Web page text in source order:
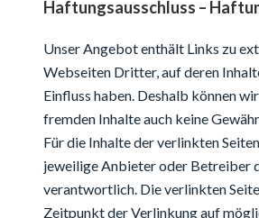
Haftungsausschluss –
Unser Angebot enthält Links zu
Webseiten Dritter, auf deren
Einfluss haben. Deshalb können
fremden Inhalte auch keine
Für die Inhalte der verlinkten
jeweilige Anbieter oder Betreiber
verantwortlich. Die verlinkten
Zeitpunkt der Verlinkung auf